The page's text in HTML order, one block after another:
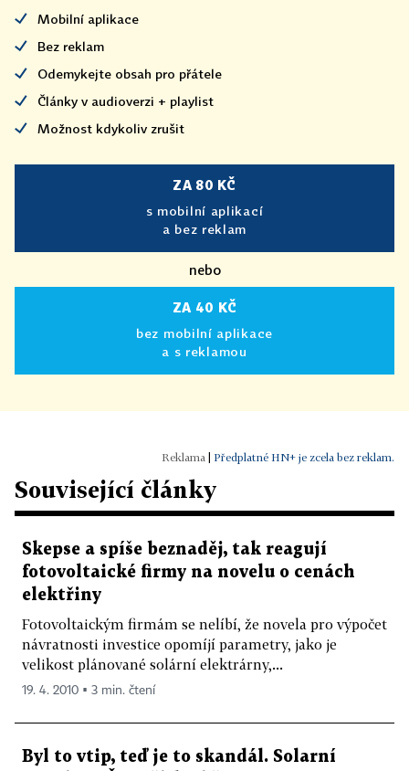
Mobilní aplikace
Bez reklam
Odemykejte obsah pro přátele
Články v audioverzi + playlist
Možnost kdykoliv zrušit
ZA 80 KČ
s mobilní aplikací
a bez reklam
nebo
ZA 40 KČ
bez mobilní aplikace
a s reklamou
Předplatné HN+ je zcela bez reklam.
Související články
Skepse a spíše beznaděj, tak reagují
fotovoltaické firmy na novelu o cenách
elektřiny
Fotovoltaickým firmám se nelíbí, že novela pro výpočet
návratnosti investice opomíjí parametry, jako je
velikost plánované solární elektrárny,...
19. 4. 2010 ▪ 3 min. čtení
Byl to vtip, teď je to skandál. Solarní